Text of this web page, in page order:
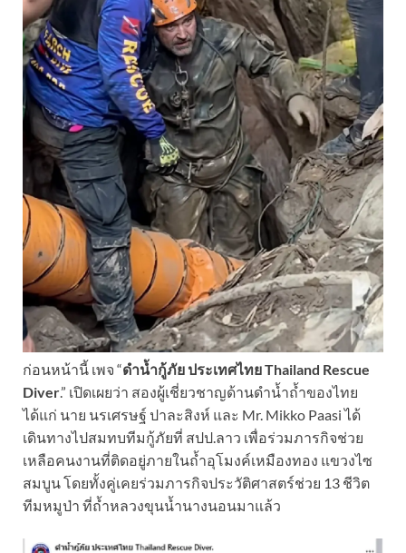
ก่อนหน้านี้ เพจ “ดำน้ำกู้ภัย ประเทศไทย Thailand Rescue
Diver.” เปิดเผยว่า สองผู้เชี่ยวชาญด้านดำน้ำถ้ำของไทย
ได้แก่ นาย นรเศรษฐ์ ปาละสิงห์ และ Mr. Mikko Paasi ได้
เดินทางไปสมทบทีมกู้ภัยที่ สปป.ลาว เพื่อร่วมภารกิจช่วย
เหลือคนงานที่ติดอยู่ภายในถ้ำอุโมงค์เหมืองทอง แขวงไซ
สมบูน โดยทั้งคู่เคยร่วมภารกิจประวัติศาสตร์ช่วย 13 ชีวิต
ทีมหมูป่า ที่ถ้ำหลวงขุนน้ำนางนอนมาแล้ว